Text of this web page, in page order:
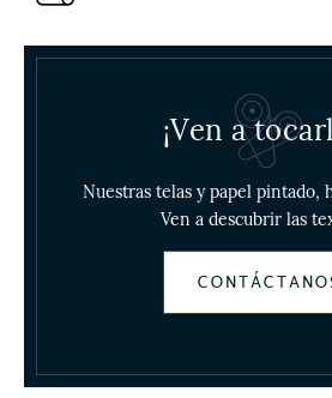
¡Ven a
Nuestras telas y papel pintado,
Ven a descubrir las